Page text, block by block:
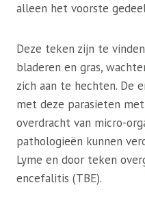
alleen het voorste
Deze teken zijn te
bladeren en gras,
zich aan te hechten. De
met deze parasieten
overdracht van micro-
pathologieën kunnen
Lyme en door teken
encefalitis (TBE).